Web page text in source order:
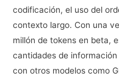
codificación, el uso del
contexto largo. Con una
millón de tokens en beta,
cantidades de
con otros modelos como